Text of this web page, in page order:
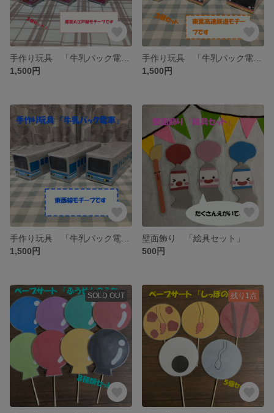
1,500円
1,500円
1,500円
壁面飾り 「絵具セット」
500円
SOLD OUT 残り1点